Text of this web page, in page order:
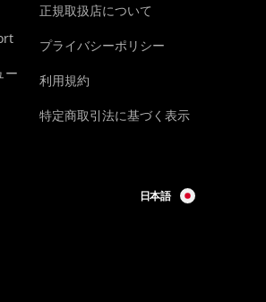
ー
正規取扱店について
プライバシーポリシー
利用規約
特定商取引法に基づく表示
日本語